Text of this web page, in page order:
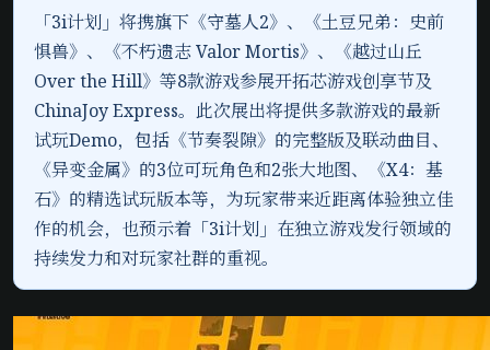
「3i计划」将携旗下《守墓人2》、《土豆兄弟：史前
惧兽》、《不朽遗志 Valor Mortis》、《越过山丘
Over the Hill》等8款游戏参展开拓芯游戏创享节及
ChinaJoy Express。此次展出将提供多款游戏的最新
试玩Demo，包括《节奏裂隙》的完整版及联动曲目、
《异变金属》的3位可玩角色和2张大地图、《X4：基
石》的精选试玩版本等，为玩家带来近距离体验独立佳
作的机会，也预示着「3i计划」在独立游戏发行领域的
持续发力和对玩家社群的重视。